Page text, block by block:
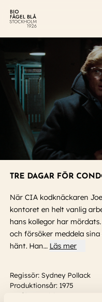
TRE DAGAR FÖR
När CIA kodknäckaren
kontoret en helt vanlig
hans kollegor har
och försöker meddela
hänt. Han... Läs mer
Regissör: Sydney Pollack
Produktionsår: 1975
Språk: Engelska